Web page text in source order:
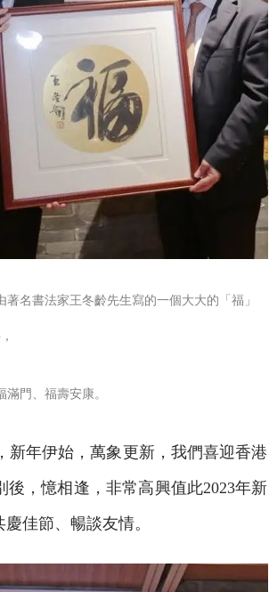
名書法家王冬齡先生寫的一個大大的「福」
門、福壽安康。
年伊始，萬象更新，我們喜迎香港
，憶相逢，非常高興值此2023年新
佳節、暢談友情。